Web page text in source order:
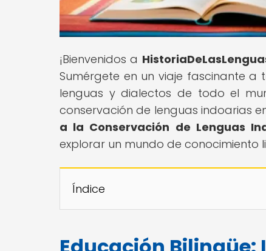
¡Bienvenidos a
Sumérgete en un viaje fascinante
lenguas y dialectos de todo el
conservación de lenguas indoarias
a la Conservación de Lenguas
explorar un mundo de
Índice